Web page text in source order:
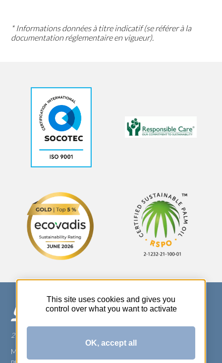
* Informations données à titre indicatif (se référer à la
documentation réglementaire en vigueur).
270 Rue Thérèse Planiol - 37310 TAUXIGNY
Mentions légales
This site uses cookies and gives you
control over what you want to activate
OK, accept all